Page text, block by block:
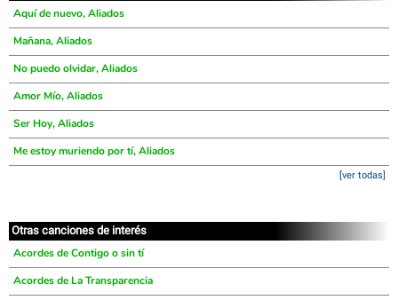
Aquí de nuevo, Aliados
Mañana, Aliados
No puedo olvidar, Aliados
Amor Mío, Aliados
Ser Hoy, Aliados
Me estoy muriendo por tí, Aliados
[ver todas]
Otras canciones de interés
Acordes de Contigo o sin tí
Acordes de La Transparencia